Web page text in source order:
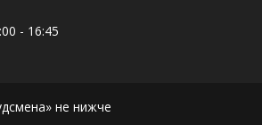
- 16:45
не нижче